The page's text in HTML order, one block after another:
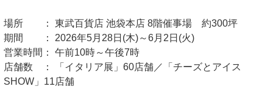
場所 ： 東武百貨店 池袋本店 8階催事場 約300坪
期間 ： 2026年5月28日(木)～6月2日(火)
営業時間： 午前10時～午後7時
店舗数 ： 「イタリア展」60店舗／「チーズとアイス
SHOW」11店舗